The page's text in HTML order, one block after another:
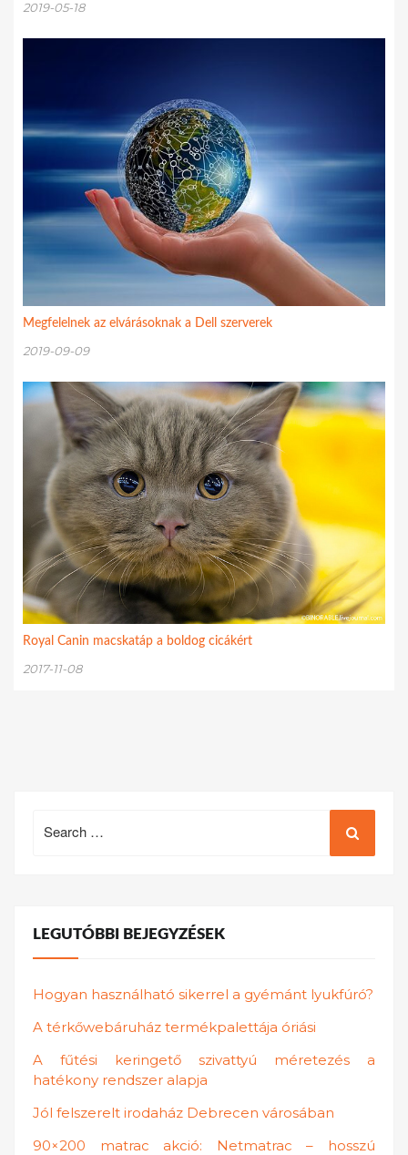
2019-05-18
Megfelelnek az elvárásoknak a Dell szerverek
2019-09-09
Royal Canin macskatáp a boldog cicákért
2017-11-08
for:
LEGUTÓBBI BEJEGYZÉSEK
Hogyan használható sikerrel a gyémánt lyukfúró?
A térkőwebáruház termékpalettája óriási
A fűtési keringető szivattyú méretezés a
hatékony rendszer alapja
Jól felszerelt irodaház Debrecen városában
90×200 matrac akció: Netmatrac – hosszú